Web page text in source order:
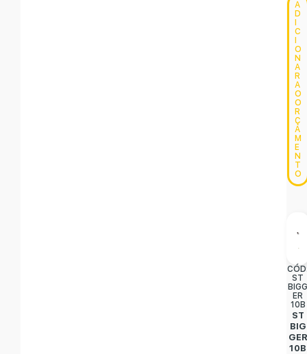
A
D
C
O
N
A
R
A
O
O
R
Ç
A
M
E
N
T
O
ST
ER
10B
ST
BIG
GER
10B